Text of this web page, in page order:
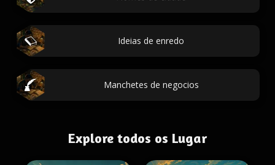
Ideias de enredo
Manchetes de negocios
Explore todos os Lugar